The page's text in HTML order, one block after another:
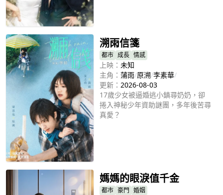
溯雨信箋
都市 成長 情感
上映： 未知
主角： 蒲雨/原溯/李素華/
更新： 2026-08-03
17歲少女被逼婚逃小鎮尋奶奶，卻
捲入神秘少年資助謎團，多年後苦尋
真愛？
媽媽的眼淚值千金
都市 豪門 婚姻